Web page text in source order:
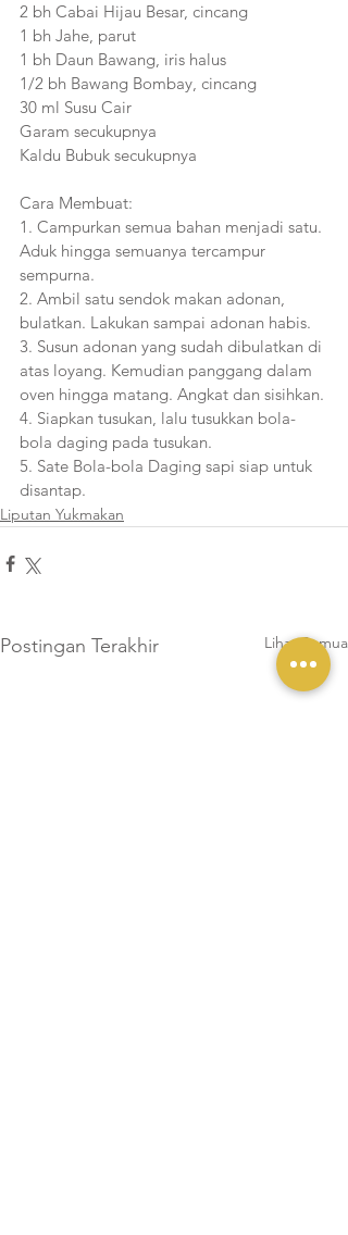
2 bh Cabai Hijau Besar, cincang
1 bh Jahe, parut
1 bh Daun Bawang, iris halus
1/2 bh Bawang Bombay, cincang
30 ml Susu Cair
Garam secukupnya
Kaldu Bubuk secukupnya
Cara Membuat:
1. Campurkan semua bahan menjadi satu.
Aduk hingga semuanya tercampur
sempurna.
2. Ambil satu sendok makan adonan,
bulatkan. Lakukan sampai adonan habis.
3. Susun adonan yang sudah dibulatkan di
atas loyang. Kemudian panggang dalam
oven hingga matang. Angkat dan sisihkan.
4. Siapkan tusukan, lalu tusukkan bola-
bola daging pada tusukan.
5. Sate Bola-bola Daging sapi siap untuk
disantap.
Liputan Yukmakan
Postingan Terakhir Lihat Semua